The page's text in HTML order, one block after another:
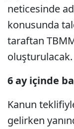
neticesinde
konusunda
taraftan
oluşturulacak.
6 ay içinde
Kanun
gelirken